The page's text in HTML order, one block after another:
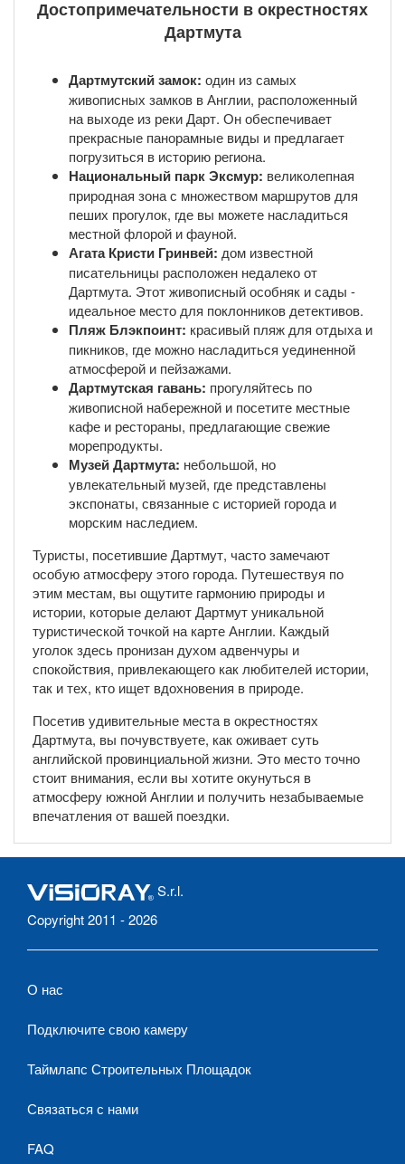
Достопримечательности в окрестностях
Дартмута
Дартмутский замок: один из самых
живописных замков в Англии, расположенный
на выходе из реки Дарт. Он обеспечивает
прекрасные панорамные виды и предлагает
погрузиться в историю региона.
Национальный парк Эксмур: великолепная
природная зона с множеством маршрутов для
пеших прогулок, где вы можете насладиться
местной флорой и фауной.
Агата Кристи Гринвей: дом известной
писательницы расположен недалеко от
Дартмута. Этот живописный особняк и сады -
идеальное место для поклонников детективов.
Пляж Блэкпоинт: красивый пляж для отдыха и
пикников, где можно насладиться уединенной
атмосферой и пейзажами.
Дартмутская гавань: прогуляйтесь по
живописной набережной и посетите местные
кафе и рестораны, предлагающие свежие
морепродукты.
Музей Дартмута: небольшой, но
увлекательный музей, где представлены
экспонаты, связанные с историей города и
морским наследием.
Туристы, посетившие Дартмут, часто замечают
особую атмосферу этого города. Путешествуя по
этим местам, вы ощутите гармонию природы и
истории, которые делают Дартмут уникальной
туристической точкой на карте Англии. Каждый
уголок здесь пронизан духом адвенчуры и
спокойствия, привлекающего как любителей истории,
так и тех, кто ищет вдохновения в природе.
Посетив удивительные места в окрестностях
Дартмута, вы почувствуете, как оживает суть
английской провинциальной жизни. Это место точно
стоит внимания, если вы хотите окунуться в
атмосферу южной Англии и получить незабываемые
впечатления от вашей поездки.
S.r.l.
Copyright 2011 - 2026
О нас
Подключите свою камеру
Таймлапс Строительных Площадок
Связаться с нами
FAQ